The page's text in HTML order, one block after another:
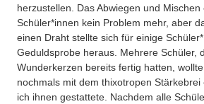
herzustellen. Das Abwiegen und
Schüler*innen kein Problem mehr, aber
einen Draht stellte sich für einige
Geduldsprobe heraus. Mehrere Schüler,
Wunderkerzen bereits fertig hatten,
nochmals mit dem thixotropen
ich ihnen gestattete. Nachdem alle